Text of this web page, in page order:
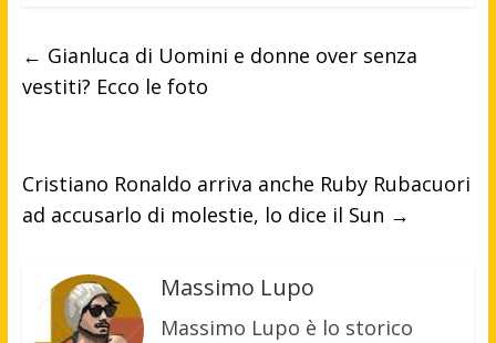
← Gianluca di Uomini e donne over senza
vestiti? Ecco le foto
Cristiano Ronaldo arriva anche Ruby Rubacuori
ad accusarlo di molestie, lo dice il Sun →
Massimo Lupo
Massimo Lupo è lo storico